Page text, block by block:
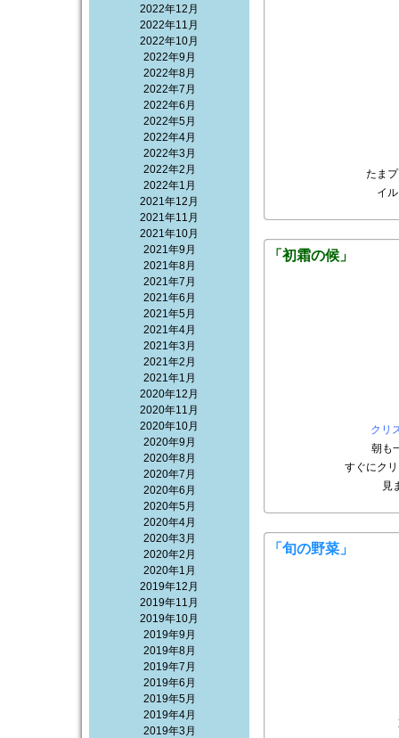
2022年12月
2022年11月
2022年10月
2022年9月
2022年8月
2022年7月
2022年6月
2022年5月
2022年4月
2022年3月
2022年2月
2022年1月
2021年12月
2021年11月
2021年10月
2021年9月
2021年8月
2021年7月
2021年6月
2021年5月
2021年4月
2021年3月
2021年2月
2021年1月
2020年12月
2020年11月
2020年10月
2020年9月
2020年8月
2020年7月
2020年6月
2020年5月
2020年4月
2020年3月
2020年2月
2020年1月
2019年12月
2019年11月
2019年10月
2019年9月
2019年8月
2019年7月
2019年6月
2019年5月
2019年4月
2019年3月
たま
イ
「初霜の候」
クリ
朝も
すぐにク
見
「旬の野菜」